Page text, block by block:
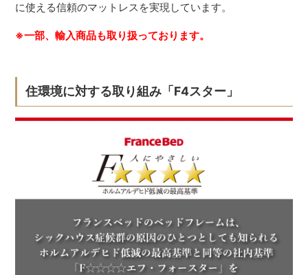
に使える信頼のマットレスを実現しています。
※一部、輸入商品も取り扱っております。
住環境に対する取り組み「F4スター」